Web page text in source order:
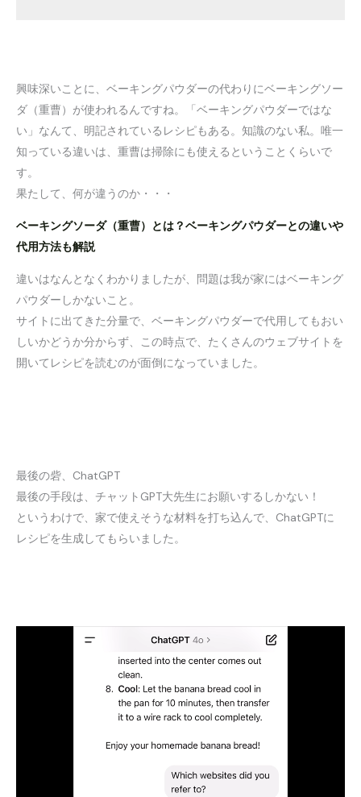
興味深いことに、ベーキングパウダーの代わりにベーキングソー
ダ（重曹）が使われるんですね。「ベーキングパウダーではな
い」なんて、明記されているレシピもある。知識のない私。唯一
知っている違いは、重曹は掃除にも使えるということくらいで
す。
果たして、何が違うのか・・・
ベーキングソーダ（重曹）とは？ベーキングパウダーとの違いや
代用方法も解説
違いはなんとなくわかりましたが、問題は我が家にはベーキング
パウダーしかないこと。
サイトに出てきた分量で、ベーキングパウダーで代用してもおい
しいかどうか分からず、この時点で、たくさんのウェブサイトを
開いてレシピを読むのが面倒になっていました。
最後の砦、ChatGPT
最後の手段は、チャットGPT大先生にお願いするしかない！
というわけで、家で使えそうな材料を打ち込んで、ChatGPTに
レシピを生成してもらいました。